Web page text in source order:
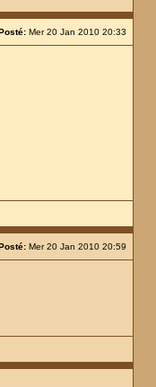
Mer 20 Jan 2010 20:33
Mer 20 Jan 2010 20:59